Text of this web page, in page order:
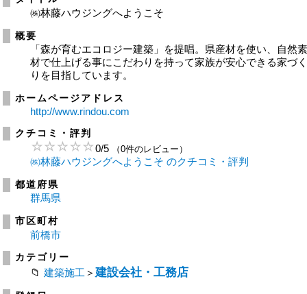
㈱林藤ハウジングへようこそ
概要
「森が育むエコロジー建築」を提唱。県産材を使い、自然
材で仕上げる事にこだわりを持って家族が安心できる家づ
りを目指しています。
ホームページアドレス
http://www.rindou.com
クチコミ・評判
0/5 （0件のレビュー）
㈱林藤ハウジングへようこそ のクチコミ・評判
都道府県
群馬県
市区町村
前橋市
カテゴリー
建築施工 ＞ 建設会社・工務店